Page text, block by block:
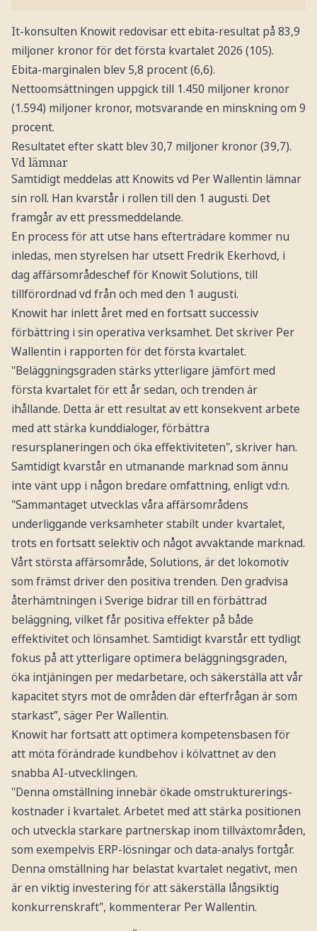
It-konsulten Knowit redovisar ett ebita-resultat på 83,9
miljoner kronor för det första kvartalet 2026 (105).
Ebita-marginalen blev 5,8 procent (6,6).
Nettoomsättningen uppgick till 1.450 miljoner kronor
(1.594) miljoner kronor, motsvarande en minskning om 9
procent.
Resultatet efter skatt blev 30,7 miljoner kronor (39,7).
Vd lämnar
Samtidigt meddelas att Knowits vd Per Wallentin lämnar
sin roll. Han kvarstår i rollen till den 1 augusti. Det
framgår av ett pressmeddelande.
En process för att utse hans efterträdare kommer nu
inledas, men styrelsen har utsett Fredrik Ekerhovd, i
dag affärsområdeschef för Knowit Solutions, till
tillförordnad vd från och med den 1 augusti.
Knowit har inlett året med en fortsatt successiv
förbättring i sin operativa verksamhet. Det skriver Per
Wallentin i rapporten för det första kvartalet.
"Beläggningsgraden stärks ytterligare jämfört med
första kvartalet för ett år sedan, och trenden är
ihållande. Detta är ett resultat av ett konsekvent arbete
med att stärka kunddialoger, förbättra
resursplaneringen och öka effektiviteten", skriver han.
Samtidigt kvarstår en utmanande marknad som ännu
inte vänt upp i någon bredare omfattning, enligt vd:n.
"Sammantaget utvecklas våra affärsområdens
underliggande verksamheter stabilt under kvartalet,
trots en fortsatt selektiv och något avvaktande marknad.
Vårt största affärsområde, Solutions, är det lokomotiv
som främst driver den positiva trenden. Den gradvisa
återhämtningen i Sverige bidrar till en förbättrad
beläggning, vilket får positiva effekter på både
effektivitet och lönsamhet. Samtidigt kvarstår ett tydligt
fokus på att ytterligare optimera beläggningsgraden,
öka intjäningen per medarbetare, och säkerställa att vår
kapacitet styrs mot de områden där efterfrågan är som
starkast”, säger Per Wallentin.
Knowit har fortsatt att optimera kompetensbasen för
att möta förändrade kundbehov i kölvattnet av den
snabba AI-utvecklingen.
"Denna omställning innebär ökade omstrukturerings-
kostnader i kvartalet. Arbetet med att stärka positionen
och utveckla starkare partnerskap inom tillväxtområden,
som exempelvis ERP-lösningar och data-analys fortgår.
Denna omställning har belastat kvartalet negativt, men
är en viktig investering för att säkerställa långsiktig
konkurrenskraft", kommenterar Per Wallentin.